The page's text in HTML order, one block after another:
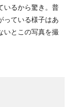
いるから驚き。普
っている様子はあ
いとこの写真を撮